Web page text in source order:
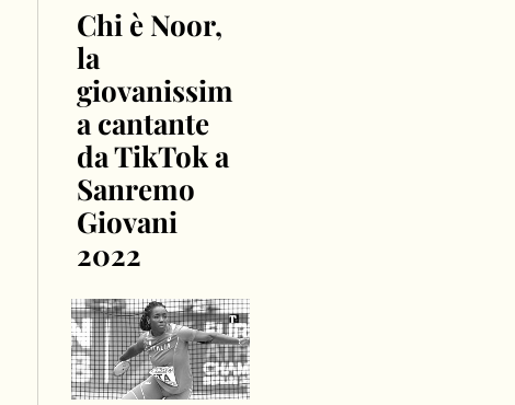
Chi è Noor,
la
giovanissim
a cantante
da TikTok a
Sanremo
Giovani
2022